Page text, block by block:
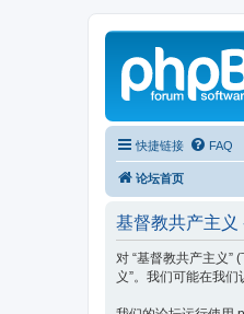
快捷链接 FAQ
论坛首页
基督教共产主义
对 “基督教共产主义”
义”。我们可能在我